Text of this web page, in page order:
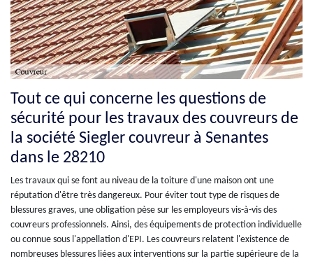
Tout ce qui concerne les questions de
sécurité pour les travaux des couvreurs de
la société Siegler couvreur à Senantes
dans le 28210
Les travaux qui se font au niveau de la toiture d'une maison ont une
réputation d'être très dangereux. Pour éviter tout type de risques de
blessures graves, une obligation pèse sur les employeurs vis-à-vis des
couvreurs professionnels. Ainsi, des équipements de protection individuelle
ou connue sous l'appellation d'EPI. Les couvreurs relatent l'existence de
nombreuses blessures liées aux interventions sur la partie supérieure de la